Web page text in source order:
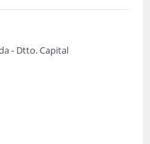
- Dtto. Capital